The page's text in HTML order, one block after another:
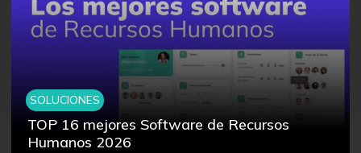
SOLUCIONES
TOP 16 mejores Software de Recursos
Humanos 2026